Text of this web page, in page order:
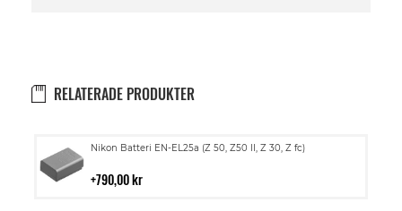
RELATERADE PRODUKTER
Nikon Batteri EN-EL25a (Z 50, Z50 II, Z 30, Z fc)
790,00 kr
Lägg
i